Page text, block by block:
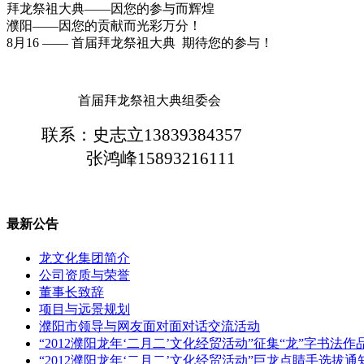
拜龙祭祖大典——因您的参与而辉煌
濮阳——因您的贡献而光彩万分！
8月16 —— 首届拜龙祭祖大典 期待您的参与！
首届拜龙祭祖大典组委会
联系：史志立13839384357
张鸿峰15893216111
最新公告
龙文化集团简介
公司资质与荣誉
董事长致辞
项目与远景规划
濮阳市领导与网友面对面对话交流活动
“2012濮阳龙年‘二月二’文化经贸活动”征集“龙”字书法作
“2012濮阳龙年‘二月二’文化经贸活动”巨龙点睛手选拔通